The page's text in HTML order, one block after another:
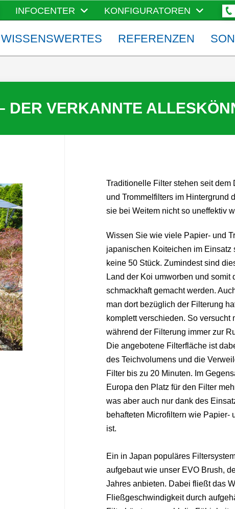
INFOCENTER KONFIGURATOREN
WISSENSWERTES REFERENZEN
DER VERKANNTE
Traditionelle Filter stehen seit dem
und Trommelfilters im Hintergrund
sie bei Weitem nicht so uneffektiv
Wissen Sie wie viele Papier- und
japanischen Koiteichen im Einsatz
keine 50 Stück. Zumindest sind
Land der Koi umworben und somit
schmackhaft gemacht werden.
man dort bezüglich der Filterung
komplett verschieden. So versucht
während der Filterung immer zur
Die angebotene Filterfläche ist
des Teichvolumens und die
Filter bis zu 20 Minuten. Im
Europa den Platz für den Filter
was aber auch nur dank des
behafteten Microfiltern wie Papier-
ist.
Ein in Japan populäres
aufgebaut wie unser EVO Brush,
Jahres anbieten. Dabei fließt das
Fließgeschwindigkeit durch